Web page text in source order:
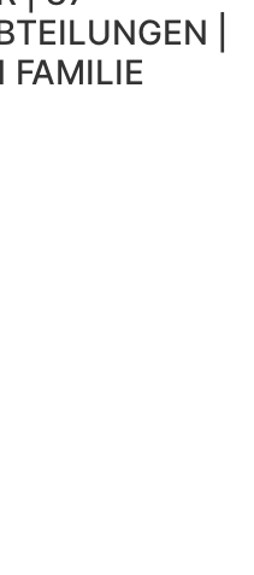
|
FAMILIE